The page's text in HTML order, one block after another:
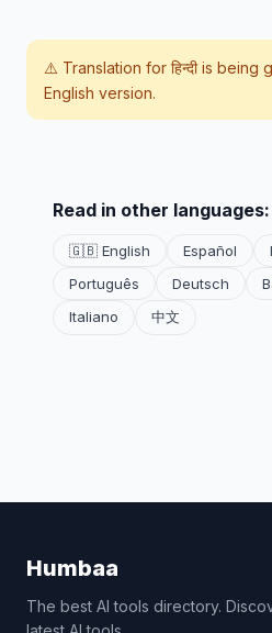
⚠️ Translation for हिन्दीis being
English version.
Read in other languages:
🇬🇧 English Español
Português
Deutsch
Italiano
中文
Humbaa
The best AI tools directory.